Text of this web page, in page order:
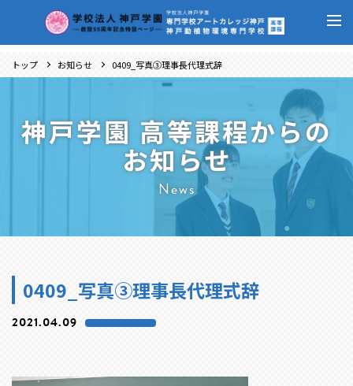
トップ お知らせ 0409_写真③理事長代理式辞
神戸学園 高等課程からの
お知らせ
News
0409_写真③理事長代理式辞
2021.04.09